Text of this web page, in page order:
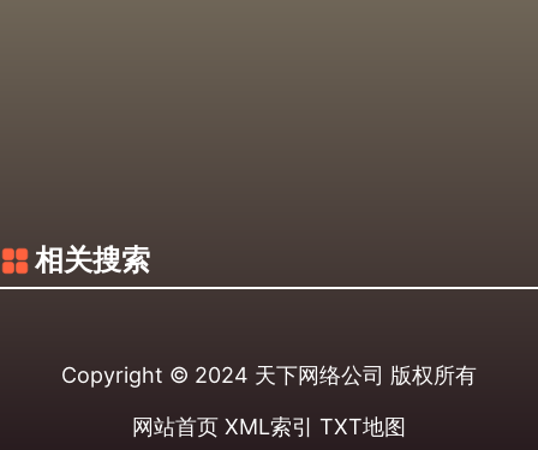
相关搜索
Copyright © 2024 天下网络公司 版权所有
网站首页 XML索引 TXT地图